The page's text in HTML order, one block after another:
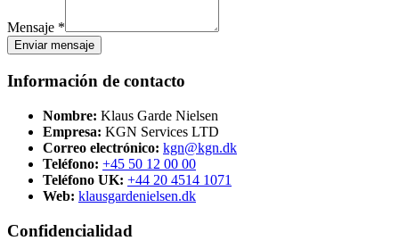
Mensaje *
Enviar mensaje
Información de contacto
Nombre: Klaus Garde Nielsen
Empresa: KGN Services LTD
Correo electrónico: kgn@kgn.dk
Teléfono: +45 50 12 00 00
Teléfono UK: +44 20 4514 1071
Web: klausgardenielsen.dk
Confidencialidad